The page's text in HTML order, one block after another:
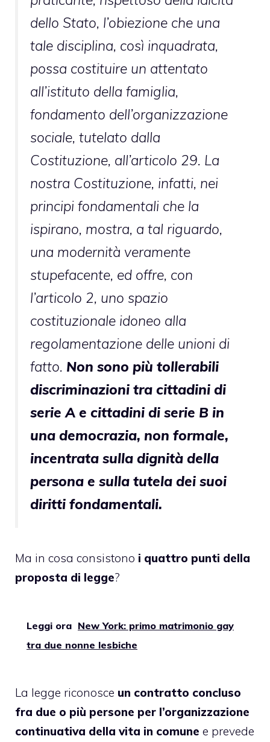
dello Stato, l’obiezione che una
tale disciplina, così inquadrata,
possa costituire un attentato
all’istituto della famiglia,
fondamento dell’organizzazione
sociale, tutelato dalla
Costituzione, all’articolo 29. La
nostra Costituzione, infatti, nei
principi fondamentali che la
ispirano, mostra, a tal riguardo,
una modernità veramente
stupefacente, ed offre, con
l’articolo 2, uno spazio
costituzionale idoneo alla
regolamentazione delle unioni di
fatto. Non sono più tollerabili
discriminazioni tra cittadini di
serie A e cittadini di serie B in
una democrazia, non formale,
incentrata sulla dignità della
persona e sulla tutela dei suoi
diritti fondamentali.
Ma in cosa consistono i quattro punti della
proposta di legge?
Leggi ora New York: primo matrimonio gay
tra due nonne lesbiche
La legge riconosce un contratto concluso
fra due o più persone per l’organizzazione
continuativa della vita in comune e prevede